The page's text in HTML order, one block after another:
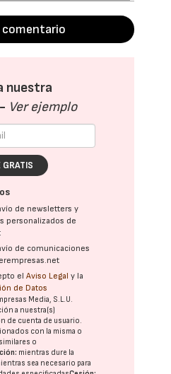
comentario
nuestra
Ver ejemplo
GRATIS
de newsletters y
personalizados de
de comunicaciones
elAviso Legal y la
de Datos
Media, S.L.U.
a nuestra(s)
de cuenta de usuario.
con la misma o
o
mientras dure la
sea necesario para